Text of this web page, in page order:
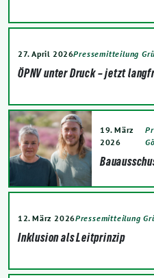
27. April 2026Pressemitteilung
ÖPNV unter Druck – jetzt
19. März
2026
12. März 2026Pressemitteilung
Inklusion als Leitprinzip